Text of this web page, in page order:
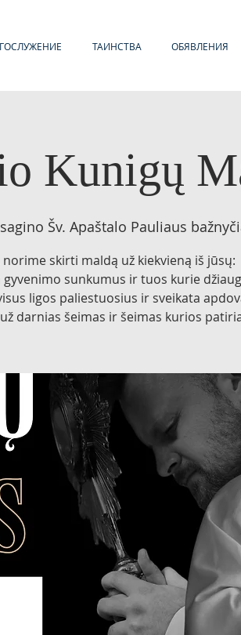
ТАИНСТВА ОБЯВЛЕНИЯ
Kunigų
Šv. Apaštalo Pauliaus
norime skirti maldą už kiekvieną iš jūsų:
sunkumus ir tuos kurie
ligos paliestuosius ir sveikata
darnias šeimas ir šeimas kurios